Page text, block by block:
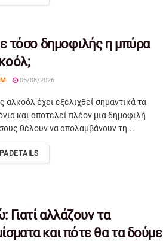
τόσο δημοφιλής η μπύρα
05/08/2026
αλκοόλ έχει εξελιχθεί σημαντικά τα
και αποτελεί πλέον μια δημοφιλή
θέλουν να απολαμβάνουν τη...
DETAILS
Γιατί αλλάζουν τα
και πότε θα τα δούμε